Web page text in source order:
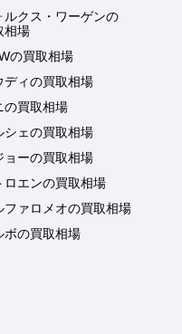
ルクス・ワーゲンの
相場
の買取相場
ディの買取相場
の買取相場
シェの買取相場
ョーの買取相場
ロエンの買取相場
ファロメオの買取相場
ボの買取相場